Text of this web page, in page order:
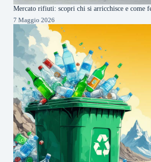
Mercato rifiuti: scopri chi si arricchisce e come
7 Maggio 2026